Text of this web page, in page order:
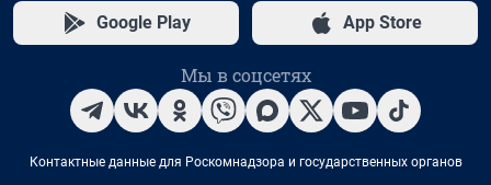
Google Play App Store
Мы в соцсетях
Контактные данные для Роскомнадзора и государственных органов